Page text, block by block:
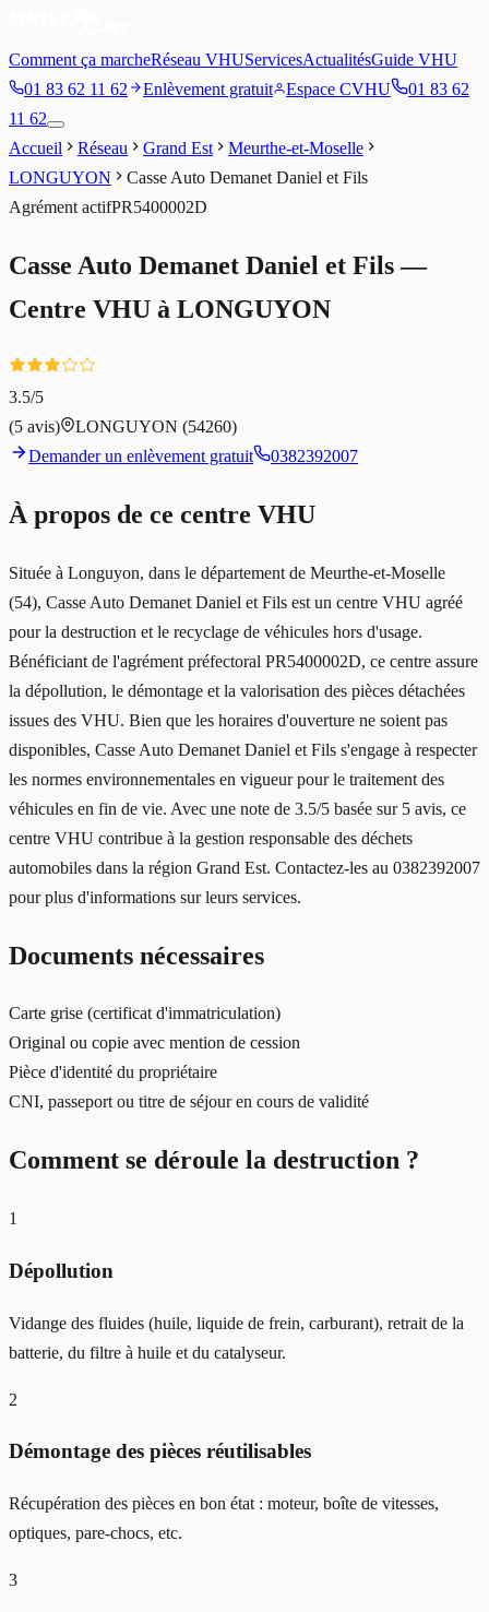
Comment ça marcheRéseau VHUServicesActualitésGuide VHU
01 83 62 11 62
Enlèvement gratuit Espace CVHU
01 83 62
11 62
Accueil
Réseau Grand Est
Meurthe-et-Moselle
LONGUYON
Casse Auto Demanet Daniel et Fils
Agrément actifPR5400002D
Casse Auto Demanet Daniel et Fils—
Centre VHU à LONGUYON
3.5/5
(5 avis) LONGUYON (54260)
Demander un enlèvement gratuit
0382392007
À propos de ce centre VHU
Située à Longuyon, dans le département de Meurthe-et-Moselle
(54), Casse Auto Demanet Daniel et Fils est un centre VHU agréé
pour la destruction et le recyclage de véhicules hors d'usage.
Bénéficiant de l'agrément préfectoral PR5400002D, ce centre assure
la dépollution, le démontage et la valorisation des pièces détachées
issues des VHU. Bien que les horaires d'ouverture ne soient pas
disponibles, Casse Auto Demanet Daniel et Fils s'engage à respecter
les normes environnementales en vigueur pour le traitement des
véhicules en fin de vie. Avec une note de 3.5/5 basée sur 5 avis, ce
centre VHU contribue à la gestion responsable des déchets
automobiles dans la région Grand Est. Contactez-les au 0382392007
pour plus d'informations sur leurs services.
Documents nécessaires
Carte grise (certificat d'immatriculation)
Original ou copie avec mention de cession
Pièce d'identité du propriétaire
CNI, passeport ou titre de séjour en cours de validité
Comment se déroule la destruction ?
1
Dépollution
Vidange des fluides (huile, liquide de frein, carburant), retrait de la
batterie, du filtre à huile et du catalyseur.
2
Démontage des pièces réutilisables
Récupération des pièces en bon état : moteur, boîte de vitesses,
optiques, pare-chocs, etc.
3